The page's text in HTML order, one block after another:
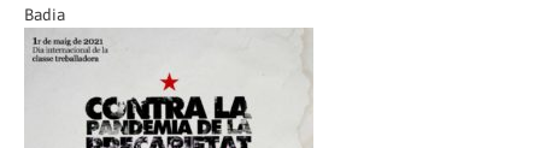
Badia